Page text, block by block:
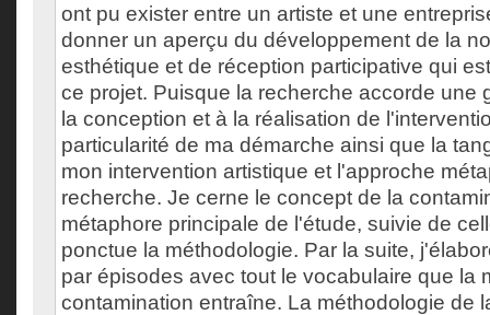
ont pu exister entre un artiste et une
donner un aperçu du développement de la
esthétique et de réception participative qui
ce projet. Puisque la recherche accorde une
la conception et à la réalisation de
particularité de ma démarche ainsi que la
mon intervention artistique et l'approche
recherche. Je cerne le concept de la
métaphore principale de l'étude, suivie de
ponctue la méthodologie. Par la suite,
par épisodes avec tout le vocabulaire que la
contamination entraîne. La méthodologie de